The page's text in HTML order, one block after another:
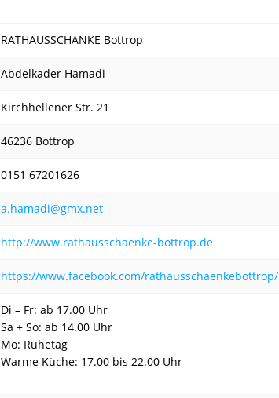
RATHAUSSCHÄNKE Bottrop
Abdelkader Hamadi
Kirchhellener Str. 21
46236 Bottrop
0151 67201626
a.hamadi@gmx.net
http://www.rathausschaenke-bottrop.de
https://www.facebook.com/rathausschaenkebottrop/
Di – Fr: ab 17.00 Uhr
Sa + So: ab 14.00 Uhr
Mo: Ruhetag
Warme Küche: 17.00 bis 22.00 Uhr